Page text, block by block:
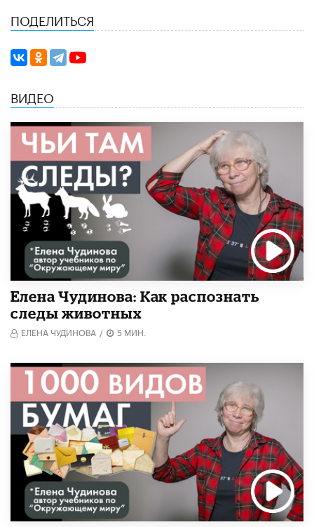
ПОДЕЛИТЬСЯ
ВИДЕО
Елена Чудинова: Как распознать
следы животных
ЕЛЕНА ЧУДИНОВА / 5 МИН.